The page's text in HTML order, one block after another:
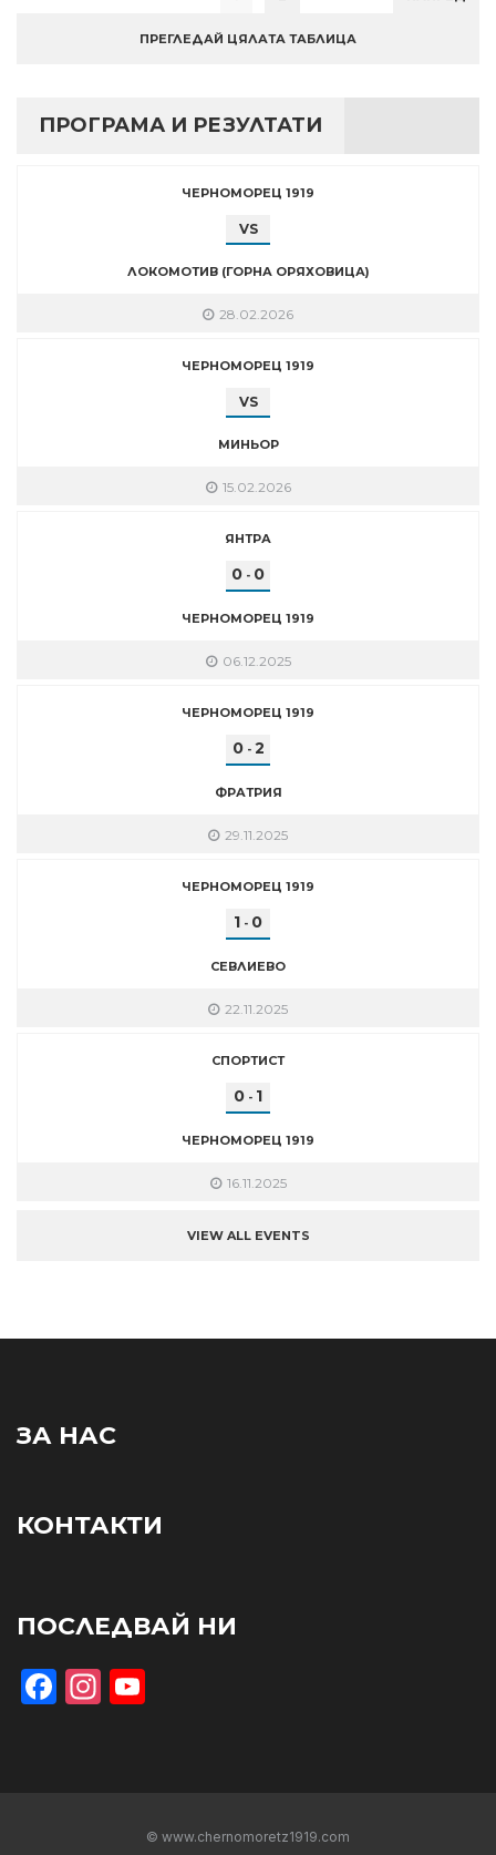
ПРЕГЛЕДАЙ ЦЯЛАТА ТАБЛИЦА
ПРОГРАМА И РЕЗУЛТАТИ
ЧЕРНОМОРЕЦ 1919
VS
ЛОКОМОТИВ (ГОРНА ОРЯХОВИЦА)
28.02.2026
ЧЕРНОМОРЕЦ 1919
VS
МИНЬОР
15.02.2026
ЯНТРА
0 - 0
ЧЕРНОМОРЕЦ 1919
06.12.2025
ЧЕРНОМОРЕЦ 1919
0- 2
ФРАТРИЯ
29.11.2025
ЧЕРНОМОРЕЦ 1919
1 - 0
СЕВЛИЕВО
22.11.2025
СПОРТИСТ
0 - 1
ЧЕРНОМОРЕЦ 1919
16.11.2025
VIEW ALL EVENTS
ЗА НАС
КОНТАКТИ
ПОСЛЕДВАЙ НИ
Facebook
Instagram
© www.chernomoretz1919.com